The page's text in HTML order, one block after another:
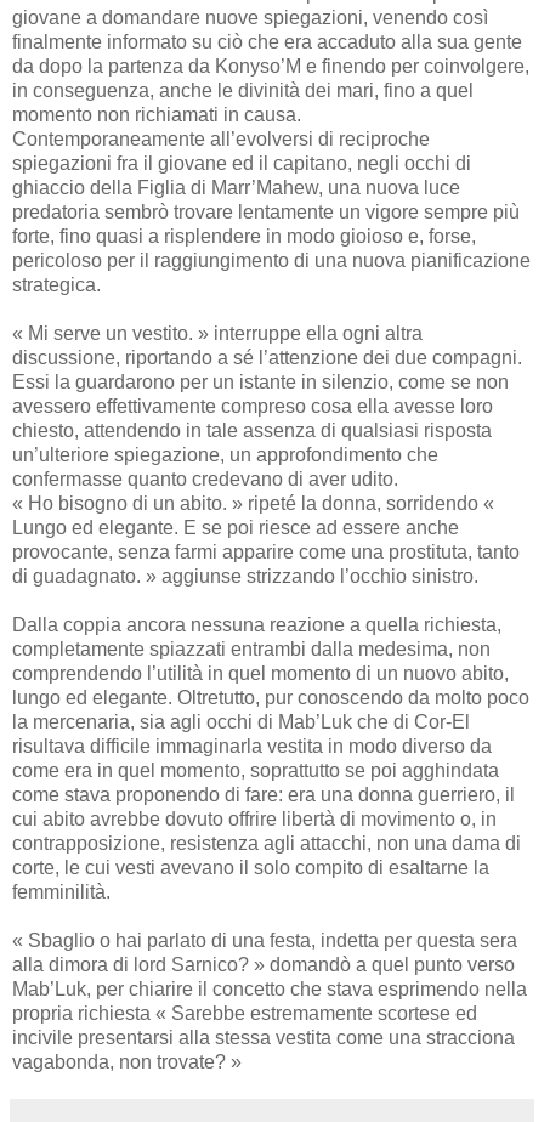
giovane a domandare nuove spiegazioni, venendo così
finalmente informato su ciò che era accaduto alla sua gente
da dopo la partenza da Konyso’M e finendo per coinvolgere,
in conseguenza, anche le divinità dei mari, fino a quel
momento non richiamati in causa.
Contemporaneamente all’evolversi di reciproche
spiegazioni fra il giovane ed il capitano, negli occhi di
ghiaccio della Figlia di Marr’Mahew, una nuova luce
predatoria sembrò trovare lentamente un vigore sempre più
forte, fino quasi a risplendere in modo gioioso e, forse,
pericoloso per il raggiungimento di una nuova pianificazione
strategica.
« Mi serve un vestito. » interruppe ella ogni altra
discussione, riportando a sé l’attenzione dei due compagni.
Essi la guardarono per un istante in silenzio, come se non
avessero effettivamente compreso cosa ella avesse loro
chiesto, attendendo in tale assenza di qualsiasi risposta
un’ulteriore spiegazione, un approfondimento che
confermasse quanto credevano di aver udito.
« Ho bisogno di un abito. » ripeté la donna, sorridendo «
Lungo ed elegante. E se poi riesce ad essere anche
provocante, senza farmi apparire come una prostituta, tanto
di guadagnato. » aggiunse strizzando l’occhio sinistro.
Dalla coppia ancora nessuna reazione a quella richiesta,
completamente spiazzati entrambi dalla medesima, non
comprendendo l’utilità in quel momento di un nuovo abito,
lungo ed elegante. Oltretutto, pur conoscendo da molto poco
la mercenaria, sia agli occhi di Mab’Luk che di Cor-El
risultava difficile immaginarla vestita in modo diverso da
come era in quel momento, soprattutto se poi agghindata
come stava proponendo di fare: era una donna guerriero, il
cui abito avrebbe dovuto offrire libertà di movimento o, in
contrapposizione, resistenza agli attacchi, non una dama di
corte, le cui vesti avevano il solo compito di esaltarne la
femminilità.
« Sbaglio o hai parlato di una festa, indetta per questa sera
alla dimora di lord Sarnico? » domandò a quel punto verso
Mab’Luk, per chiarire il concetto che stava esprimendo nella
propria richiesta « Sarebbe estremamente scortese ed
incivile presentarsi alla stessa vestita come una stracciona
vagabonda, non trovate? »